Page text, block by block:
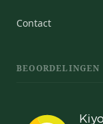
Contact
BEOORDELINGEN